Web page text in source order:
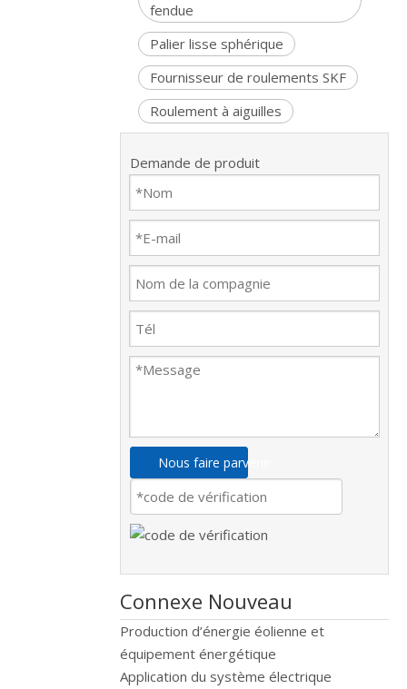
fendue
Palier lisse sphérique
Fournisseur de roulements SKF
Roulement à aiguilles
Demande de produit
Nous faire parvenir
Connexe Nouveau
Production d’énergie éolienne et
équipement énergétique
Application du système électrique